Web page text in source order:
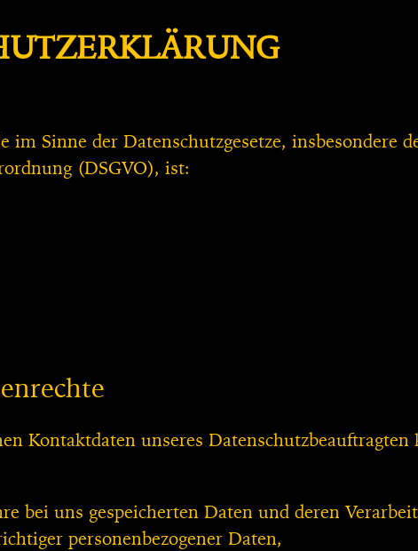
im Sinne der Datenschutzgesetze, insbesondere
(DSGVO), ist:
Kontaktdaten unseres Datenschutzbeauftragten
bei uns gespeicherten Daten und deren
personenbezogener Daten,